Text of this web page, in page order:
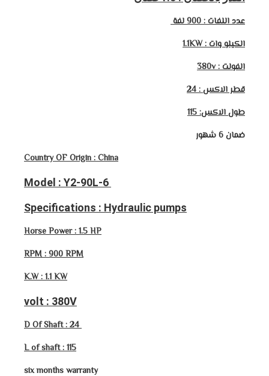
عدد اللفات : 900 لفة
الكيلو وات : 1.1KW
الفولت : 380v
قطر الاكس : 24
طول الاكس: 115
ضمان 6 شهور
Country OF Origin : China
Specifications : Hydraulic pumps
Horse Power : 1.5 HP
RPM : 900 RPM
K.W : 1.1 KW
volt : 380V
D Of Shaft : 24
L of shaft : 115
six months warranty